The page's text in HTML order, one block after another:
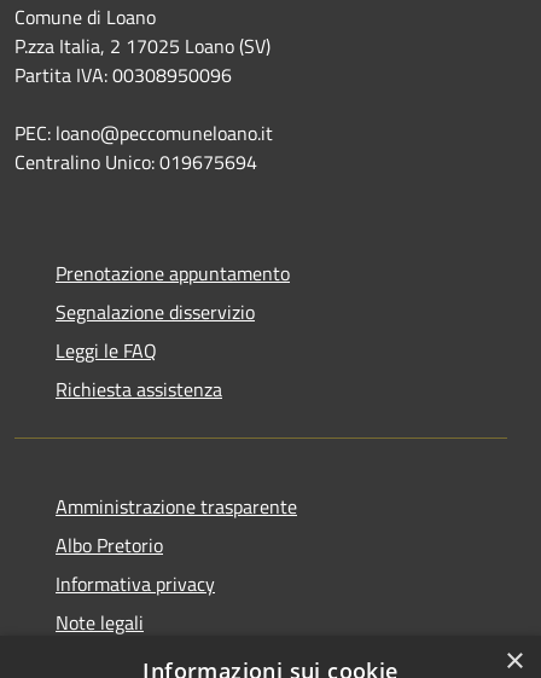
Comune di Loano
P.zza Italia, 2 17025 Loano (SV)
Partita IVA: 00308950096
PEC: loano@peccomuneloano.it
Centralino Unico: 019675694
Prenotazione appuntamento
Segnalazione disservizio
Leggi le FAQ
Richiesta assistenza
Amministrazione trasparente
Albo Pretorio
Informativa privacy
Note legali
Dichiarazione di accessibilità
×
Informazioni sui cookie